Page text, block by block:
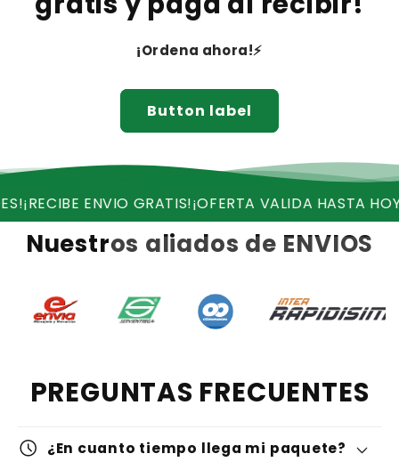
¡Ordena ahora!⚡
Button label
ENVIO GRATIS!¡OFERTA VALIDA HASTA HOY!
Nuestros aliados de ENVIOS
PREGUNTAS FRECUENTES
schedule ¿En cuanto tiempo llega mi paquete?